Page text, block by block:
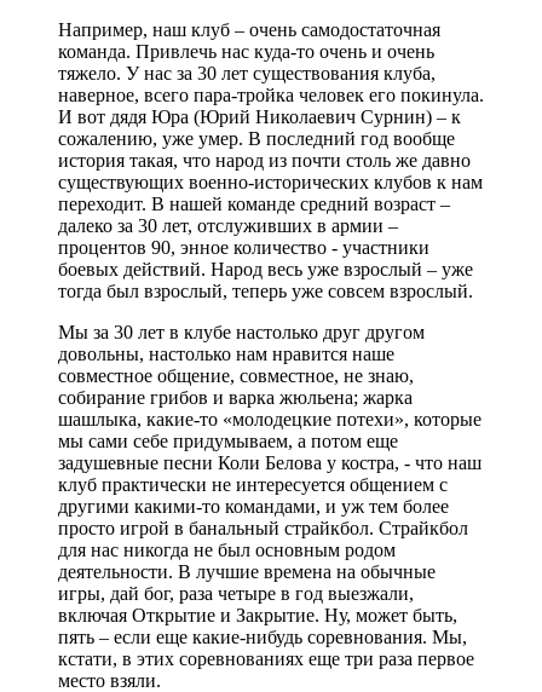
Например, наш клуб – очень самодостаточная
команда. Привлечь нас куда-то очень и очень
тяжело. У нас за 30 лет существования клуба,
наверное, всего пара-тройка человек его покинула.
И вот дядя Юра (Юрий Николаевич Сурнин) – к
сожалению, уже умер. В последний год вообще
история такая, что народ из почти столь же давно
существующих военно-исторических клубов к нам
переходит. В нашей команде средний возраст –
далеко за 30 лет, отслуживших в армии –
процентов 90, энное количество - участники
боевых действий. Народ весь уже взрослый – уже
тогда был взрослый, теперь уже совсем взрослый.
Мы за 30 лет в клубе настолько друг другом
довольны, настолько нам нравится наше
совместное общение, совместное, не знаю,
собирание грибов и варка жюльена; жарка
шашлыка, какие-то «молодецкие потехи», которые
мы сами себе придумываем, а потом еще
задушевные песни Коли Белова у костра, - что наш
клуб практически не интересуется общением с
другими какими-то командами, и уж тем более
просто игрой в банальный страйкбол. Страйкбол
для нас никогда не был основным родом
деятельности. В лучшие времена на обычные
игры, дай бог, раза четыре в год выезжали,
включая Открытие и Закрытие. Ну, может быть,
пять – если еще какие-нибудь соревнования. Мы,
кстати, в этих соревнованиях еще три раза первое
место взяли.